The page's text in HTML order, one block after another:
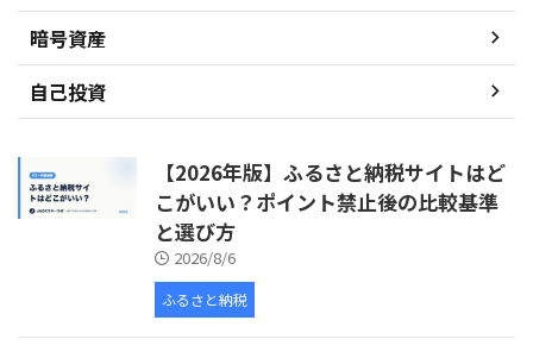
暗号資産
自己投資
【2026年版】ふるさと納税サイトはど
こがいい？ポイント禁止後の比較基準
と選び方
2026/8/6
ふるさと納税